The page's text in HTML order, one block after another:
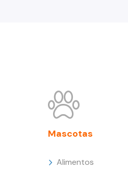
Mascotas
Alimentos